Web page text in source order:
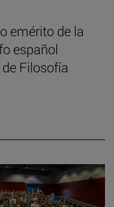
emérito de la
español
Filosofía